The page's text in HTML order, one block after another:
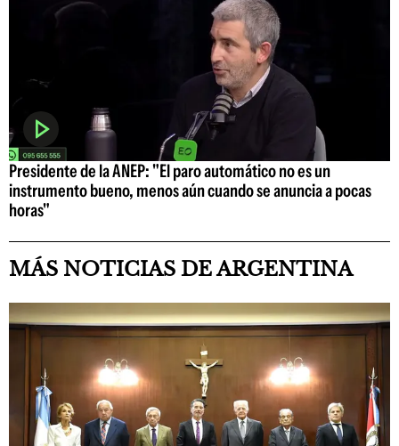
Presidente de la ANEP: "El paro automático no es un
instrumento bueno, menos aún cuando se anuncia a pocas
horas"
MÁS NOTICIAS DE ARGENTINA